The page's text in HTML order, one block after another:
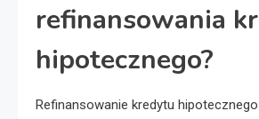
refinansowania
hipotecznego?
Refinansowanie kredytu